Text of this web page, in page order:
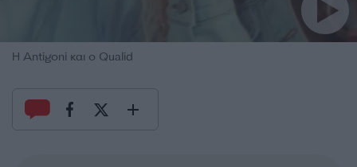
Η Antigoni και ο Qualid